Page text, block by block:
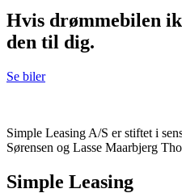
Hvis drømmebilen
den til dig.
Se biler
Simple Leasing A/S er stiftet i
Sørensen og Lasse Maarbjerg
Simple Leasing